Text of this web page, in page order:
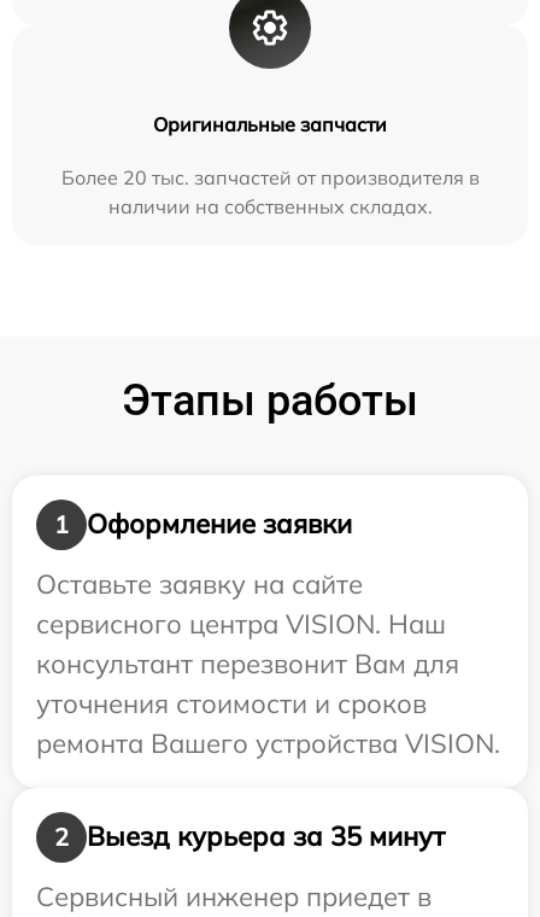
Оригинальные запчасти
Более 20 тыс. запчастей от производителя в
наличии на собственных складах.
Этапы работы
1
Оформление заявки
Оставьте заявку на сайте
сервисного центра VISION. Наш
консультант перезвонит Вам для
уточнения стоимости и сроков
ремонта Вашего устройства VISION.
2
Выезд курьера за 35 минут
Сервисный инженер приедет в